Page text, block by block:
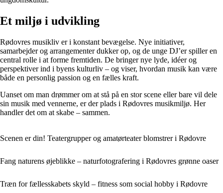
Et miljø i udvikling
Rødovres musikliv er i konstant bevægelse. Nye initiativer,
samarbejder og arrangementer dukker op, og de unge DJ’er spiller en
central rolle i at forme fremtiden. De bringer nye lyde, idéer og
perspektiver ind i byens kulturliv – og viser, hvordan musik kan være
både en personlig passion og en fælles kraft.
Uanset om man drømmer om at stå på en stor scene eller bare vil dele
sin musik med vennerne, er der plads i Rødovres musikmiljø. Her
handler det om at skabe – sammen.
Scenen er din! Teatergrupper og amatørteater blomstrer i Rødovre
Fang naturens øjeblikke – naturfotografering i Rødovres grønne oaser
Træn for fællesskabets skyld – fitness som social hobby i Rødovre